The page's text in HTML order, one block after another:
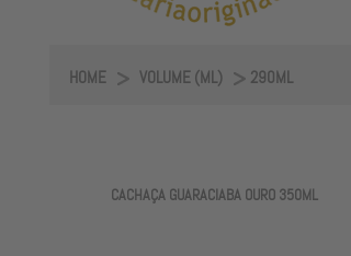
HOME VOLUME (ML) 290ML
CACHAÇA GUARACIABA OURO 350ML